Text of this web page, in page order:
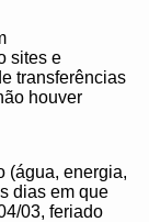
sites e
transferências
houver
(água, energia,
dias em que
03, feriado